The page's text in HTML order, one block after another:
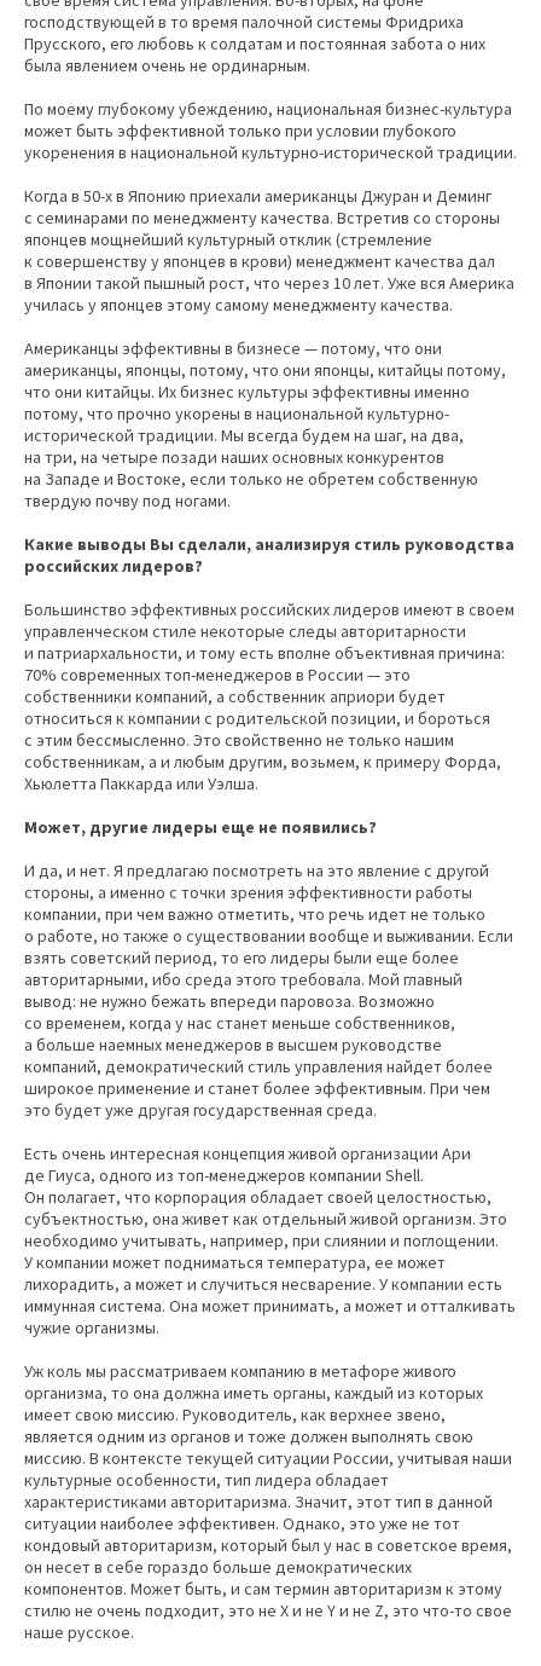
господствующей в то время палочной системы Фридриха
Прусского, его любовь к солдатам и постоянная забота о них
была явлением очень не ординарным.
По моему глубокому убеждению, национальная бизнес-культура
может быть эффективной только при условии глубокого
укоренения в национальной культурно-исторической традиции.
Когда в 50-х в Японию приехали американцы Джуран и Деминг
с семинарами по менеджменту качества. Встретив со стороны
японцев мощнейший культурный отклик (стремление
к совершенству у японцев в крови) менеджмент качества дал
в Японии такой пышный рост, что через 10 лет. Уже вся Америка
училась у японцев этому самому менеджменту качества.
Американцы эффективны в бизнесе — потому, что они
американцы, японцы, потому, что они японцы, китайцы потому,
что они китайцы. Их бизнес культуры эффективны именно
потому, что прочно укорены в национальной культурно-
исторической традиции. Мы всегда будем на шаг, на два,
на три, на четыре позади наших основных конкурентов
на Западе и Востоке, если только не обретем собственную
твердую почву под ногами.
Какие выводы Вы сделали, анализируя стиль руководства
российских лидеров?
Большинство эффективных российских лидеров имеют в своем
управленческом стиле некоторые следы авторитарности
и патриархальности, и тому есть вполне объективная причина:
70% современных топ-менеджеров в России — это
собственники компаний, а собственник априори будет
относиться к компании с родительской позиции, и бороться
с этим бессмысленно. Это свойственно не только нашим
собственникам, а и любым другим, возьмем, к примеру Форда,
Хьюлетта Паккарда или Уэлша.
Может, другие лидеры еще не появились?
И да, и нет. Я предлагаю посмотреть на это явление с другой
стороны, а именно с точки зрения эффективности работы
компании, при чем важно отметить, что речь идет не только
о работе, но также о существовании вообще и выживании. Если
взять советский период, то его лидеры были еще более
авторитарными, ибо среда этого требовала. Мой главный
вывод: не нужно бежать впереди паровоза. Возможно
со временем, когда у нас станет меньше собственников,
а больше наемных менеджеров в высшем руководстве
компаний, демократический стиль управления найдет более
широкое применение и станет более эффективным. При чем
это будет уже другая государственная среда.
Есть очень интересная концепция живой организации Ари
де Гиуса, одного из топ-менеджеров компании Shell.
Он полагает, что корпорация обладает своей целостностью,
субъектностью, она живет как отдельный живой организм. Это
необходимо учитывать, например, при слиянии и поглощении.
У компании может подниматься температура, ее может
лихорадить, а может и случиться несварение. У компании есть
иммунная система. Она может принимать, а может и отталкивать
чужие организмы.
Уж коль мы рассматриваем компанию в метафоре живого
организма, то она должна иметь органы, каждый из которых
имеет свою миссию. Руководитель, как верхнее звено,
является одним из органов и тоже должен выполнять свою
миссию. В контексте текущей ситуации России, учитывая наши
культурные особенности, тип лидера обладает
характеристиками авторитаризма. Значит, этот тип в данной
ситуации наиболее эффективен. Однако, это уже не тот
кондовый авторитаризм, который был у нас в советское время,
он несет в себе гораздо больше демократических
компонентов. Может быть, и сам термин авторитаризм к этому
стилю не очень подходит, это не X и не Y и не Z, это что-то свое
наше русское.